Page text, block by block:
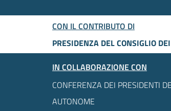
CON IL CONTRIBUTO DI
PRESIDENZA DEL CONSIGLIO
IN COLLABORAZIONE CON
CONFERENZA DEI PRESIDENTI
AUTONOME